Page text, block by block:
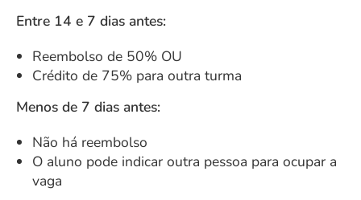
Entre 14 e 7 dias antes:
Reembolso de 50% OU
Crédito de 75% para outra turma
Menos de 7 dias antes:
Não há reembolso
O aluno pode indicar outra pessoa para ocupar a
vaga